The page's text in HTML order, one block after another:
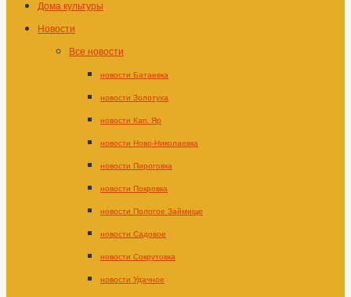
Дома культуры
Новости
Все новости
новости Батаевка
новости Золотуха
новости Кап. Яр
новости Ново-Николаевка
новости Пироговка
новости Покровка
новости Пологое Займище
новости Садовое
новости Сокрутовка
новости Удачное